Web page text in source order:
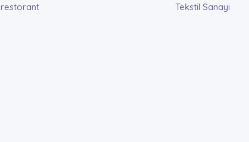
restorant Tekstil Sanayi